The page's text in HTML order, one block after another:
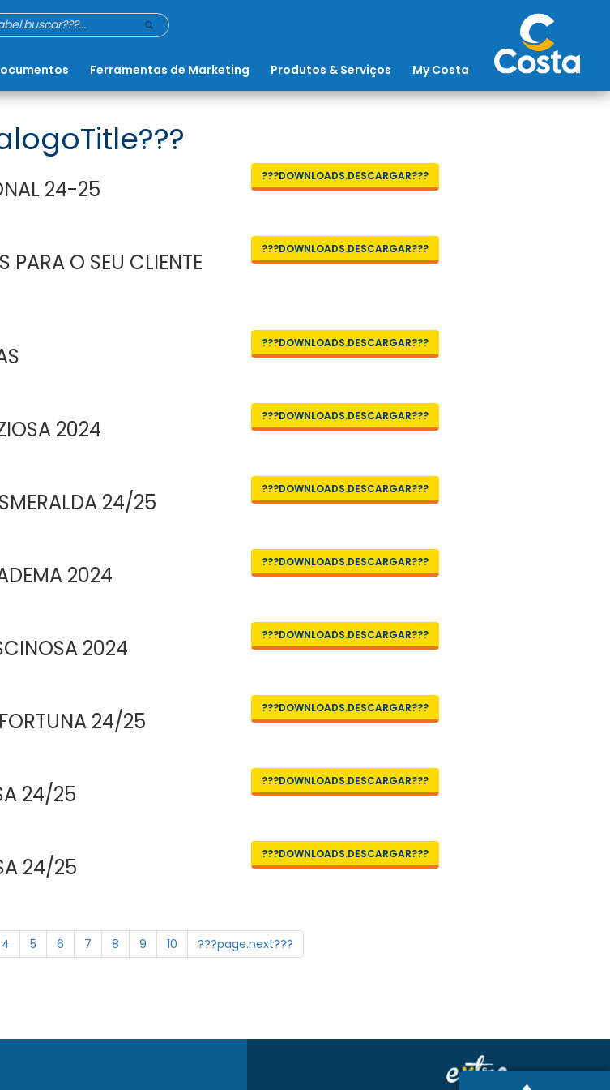
Ferramentas de Marketing Produtos & Serviços My Costa
24-25
???DOWNLOADS.DESCARGAR???
PARA O SEU CLIENTE
???DOWNLOADS.DESCARGAR???
???DOWNLOADS.DESCARGAR???
2024
???DOWNLOADS.DESCARGAR???
24/25
???DOWNLOADS.DESCARGAR???
2024
???DOWNLOADS.DESCARGAR???
2024
???DOWNLOADS.DESCARGAR???
24/25
???DOWNLOADS.DESCARGAR???
24/25
???DOWNLOADS.DESCARGAR???
24/25
???DOWNLOADS.DESCARGAR???
4 5 6 7 8 9 10 ???page.next???